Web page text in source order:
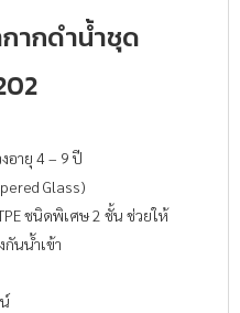
กากดำน้ำชุด
อายุ 4 – 9 ปี
Glass)
ชนิดพิเศษ 2 ชั้น ช่วยให้
นน้ำเข้า